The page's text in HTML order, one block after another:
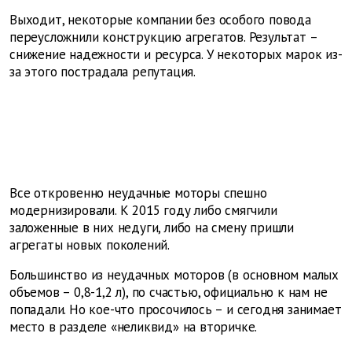
Выходит, некоторые компании без особого повода
переусложнили конструкцию агрегатов. Результат –
снижение надежности и ресурса. У некоторых марок из-
за этого пострадала репутация.
Все откровенно неудачные моторы спешно
модернизировали. К 2015 году либо смягчили
заложенные в них недуги, либо на смену пришли
агрегаты новых поколений.
Большинство из неудачных моторов (в основном малых
объемов – 0,8-1,2 л), по счастью, официально к нам не
попадали. Но кое-что просочилось – и сегодня занимает
место в разделе «неликвид» на вторичке.